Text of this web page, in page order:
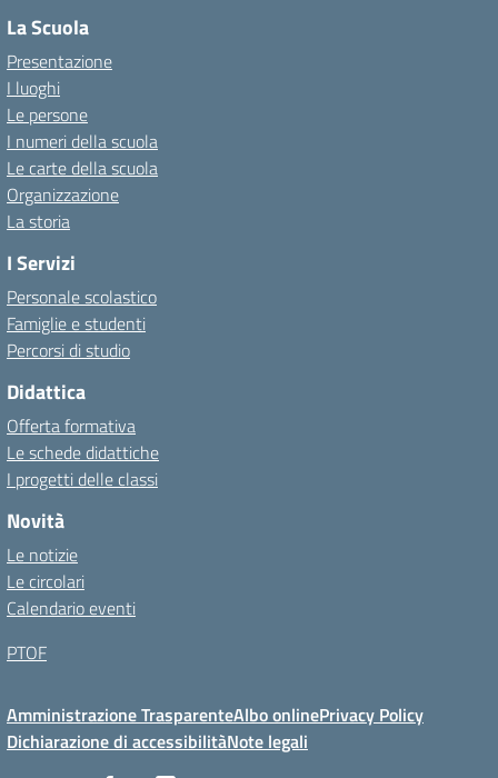
La Scuola
Presentazione
I luoghi
Le persone
I numeri della scuola
Le carte della scuola
Organizzazione
La storia
I Servizi
Personale scolastico
Famiglie e studenti
Percorsi di studio
Didattica
Offerta formativa
Le schede didattiche
I progetti delle classi
Novità
Le notizie
Le circolari
Calendario eventi
PTOF
Amministrazione TrasparenteAlbo onlinePrivacy Policy
Dichiarazione di accessibilitàNote legali